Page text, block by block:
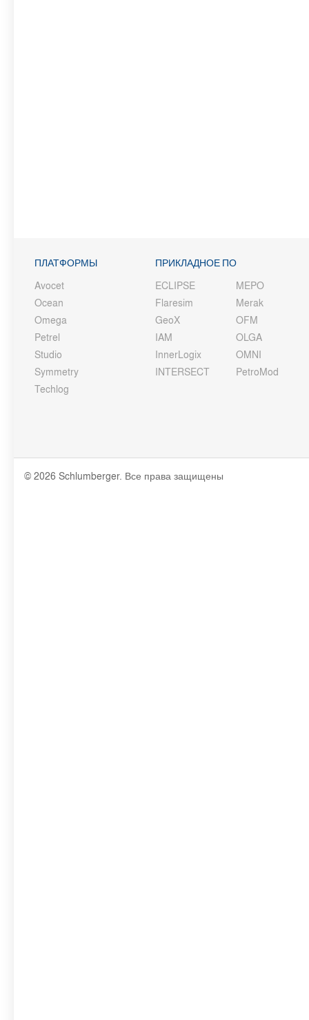
ПЛАТФОРМЫ
Avocet
Ocean
Omega
Petrel
Studio
Symmetry
Techlog
ПРИКЛАДНОЕ ПО
ECLIPSE
Flaresim
GeoX
IAM
InnerLogix
INTERSECT
MEPO
Merak
OFM
OLGA
OMNI
PetroMod
© 2026 Schlumberger. Все права защищены